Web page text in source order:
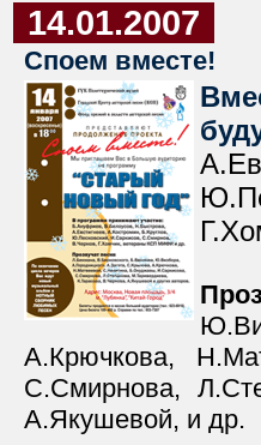
14.01.2007
Споем вместе!
А.Крючкова,
С.Смирнова,
А.Якушевой, и др.